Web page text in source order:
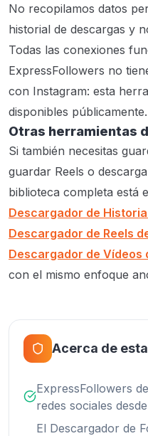
No recopilamos datos
historial de descargas y
Todas las conexiones
ExpressFollowers no
con Instagram: esta
disponibles públicamente.
Otras herramientas
Si también necesitas
guardar Reels o
biblioteca completa está
Descargador de
Descargador de Reels
Descargador de Vídeos
con el mismo enfoque
Acerca de
ExpressFollowers
redes sociales
El Descargador de